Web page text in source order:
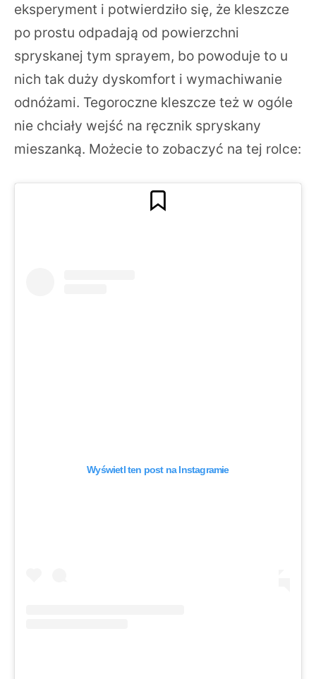
eksperyment i potwierdziło się, że kleszcze
po prostu odpadają od powierzchni
spryskanej tym sprayem, bo powoduje to u
nich tak duży dyskomfort i wymachiwanie
odnóżami. Tegoroczne kleszcze też w ogóle
nie chciały wejść na ręcznik spryskany
mieszanką. Możecie to zobaczyć na tej rolce:
Wyświetl ten post na Instagramie